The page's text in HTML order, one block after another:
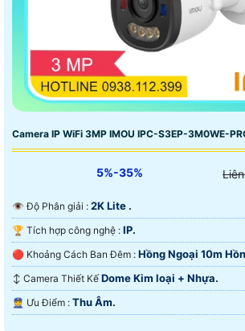
Camera IP WiFi 3MP IMOU IPC-S3EP-3M0WE-
5%-35%
👁 Độ Phân giải : 2K Lite .
🏆 Tích hợp công nghệ : IP.
🔴 Khoảng Cách Ban Đêm : Hồng Ngoại 10m
↕️ Camera Thiết Kế Dome Kim loại + Nhựa.
️👮 Ưu Điểm : Thu Âm.